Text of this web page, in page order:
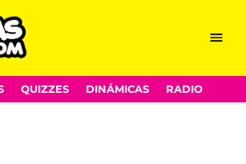
Menu
QUIZZES DINÁMICAS RADIO